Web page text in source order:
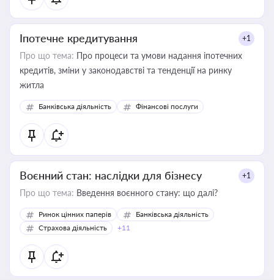
Іпотечне кредитування +1
Про що тема: Про процеси та умови надання іпотечних
кредитів, зміни у законодавстві та тенденції на ринку
житла
Банківська діяльність Фінансові послуги
Воєнний стан: наслідки для бізнесу +1
Про що тема: Введення воєнного стану: що далі?
Ринок цінних паперів
Банківська діяльність
Страхова діяльність
+11